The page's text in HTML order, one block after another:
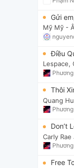
Gửi
Mỹ Mỹ -
Điều
Lespace,
Thôi
Quang
Don’t
Carly
Free